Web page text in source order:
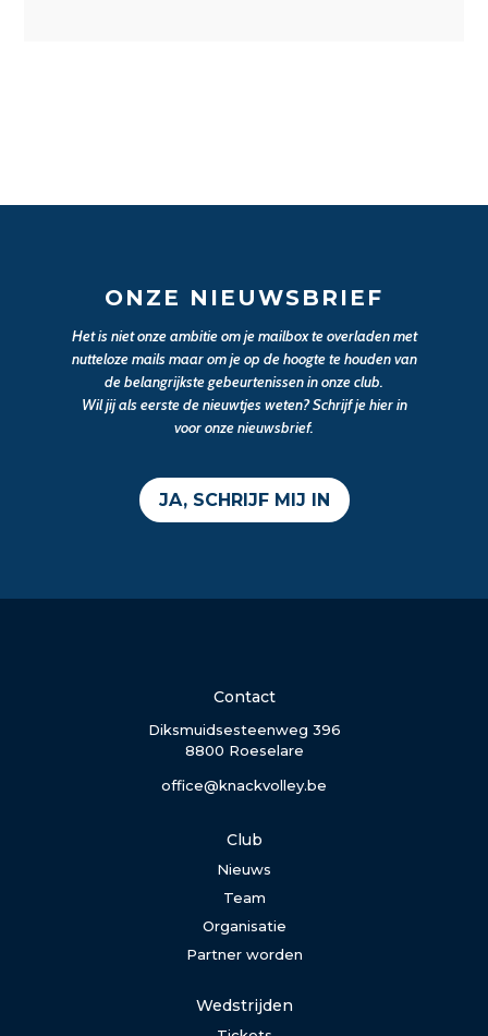
ONZE NIEUWSBRIEF
Het is niet onze ambitie om je mailbox te overladen met
nutteloze mails maar om je op de hoogte te houden van
de belangrijkste gebeurtenissen in onze club.
Wil jij als eerste de nieuwtjes weten? Schrijf je hier in
voor onze nieuwsbrief.
JA, SCHRIJF MIJ IN
Contact
Diksmuidsesteenweg 396
8800 Roeselare
office@knackvolley.be
Club
Nieuws
Team
Organisatie
Partner worden
Wedstrijden